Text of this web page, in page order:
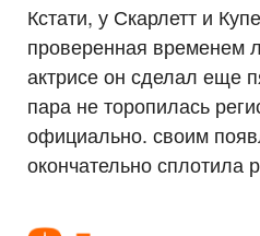
Кстати, у Скарлетт и
проверенная временем
актрисе он сделал еще
пара не торопилась
официально. своим
окончательно сплотила